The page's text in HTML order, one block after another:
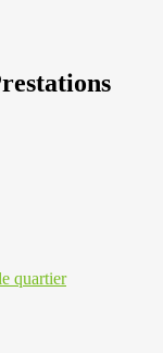
quartier